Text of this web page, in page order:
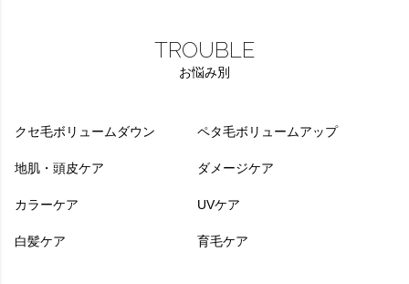
TROUBLE
お悩み別
クセ毛ボリュームダウン ペタ毛ボリュームアップ
地肌・頭皮ケア ダメージケア
カラーケア UVケア
白髪ケア 育毛ケア